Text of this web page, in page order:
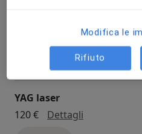
campo visivo
YAG laser
120 €
Dettagli
Modifica le
Rifiuto